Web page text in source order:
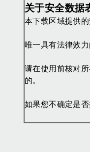
关于安全数据
本下载区域提供
唯一具有法律效
请在使用前核对
的。
如果您不确定是